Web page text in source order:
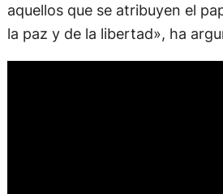
aquellos que se atribuyen el
la paz y de la libertad», ha